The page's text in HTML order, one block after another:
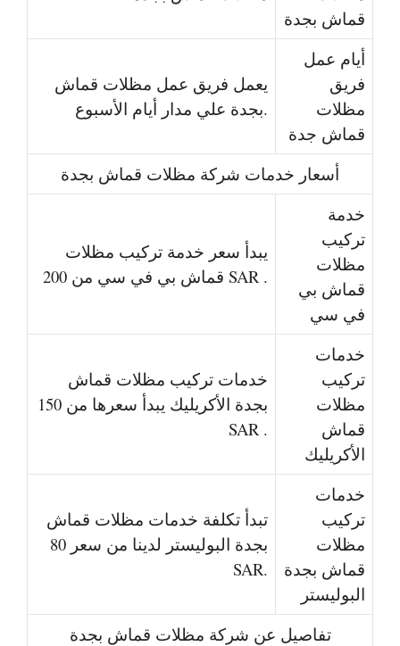
قماش بجدة
يعمل فريق عمل مظلات قماش
بجدة علي مدار أيام الأسبوع.
أيام عمل
فريق
مظلات
قماش جدة
أسعار خدمات شركة مظلات قماش بجدة
يبدأ سعر خدمة تركيب مظلات
قماش بي في سي من 200 SAR .
خدمة
تركيب
مظلات
قماش بي
في سي
خدمات تركيب مظلات قماش
بجدة الأكريليك يبدأ سعرها من 150
SAR .
خدمات
تركيب
مظلات
قماش
الأكريليك
تبدأ تكلفة خدمات مظلات قماش
بجدة البوليستر لدينا من سعر 80
SAR.
خدمات
تركيب
مظلات
قماش بجدة
البوليستر
تفاصيل عن شركة مظلات قماش بجدة